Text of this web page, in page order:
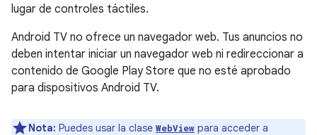
lugar de controles táctiles.
Android TV no ofrece un navegador web. Tus anuncios no
deben intentar iniciar un navegador web ni redireccionar a
contenido de Google Play Store que no esté aprobado
para dispositivos Android TV.
Nota: Puedes usar la clase WebView para acceder a